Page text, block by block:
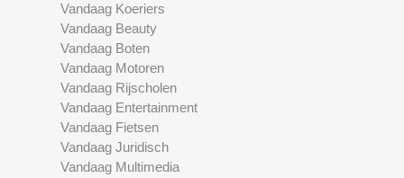
Vandaag Koeriers
Vandaag Beauty
Vandaag Boten
Vandaag Motoren
Vandaag Rijscholen
Vandaag Entertainment
Vandaag Fietsen
Vandaag Juridisch
Vandaag Multimedia